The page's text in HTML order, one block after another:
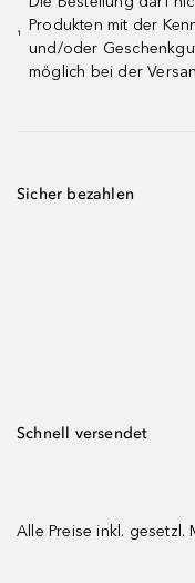
¹
Produkten mit der
und/oder
möglich bei der
Sicher bezahlen
Schnell versendet
Alle Preise inkl. gesetzl.